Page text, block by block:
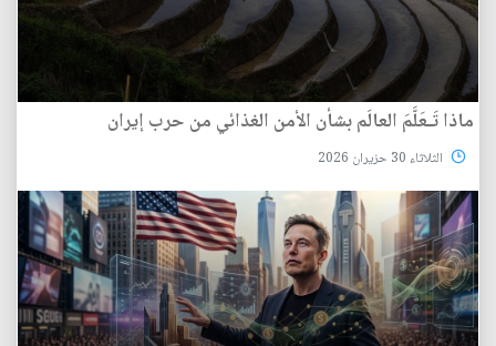
ماذا تَـعَلَّمَ العالَم بشأن الأمن الغذائي من حرب إيران
الثلاثاء 30 حزيران 2026